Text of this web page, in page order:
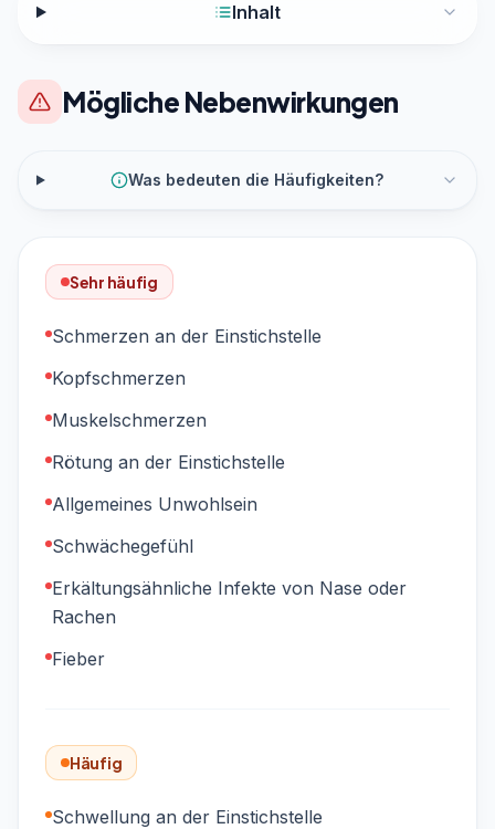
Inhalt
Mögliche Nebenwirkungen
Was bedeuten die Häufigkeiten?
Sehr häufig
Schmerzen an der Einstichstelle
Kopfschmerzen
Muskelschmerzen
Rötung an der Einstichstelle
Allgemeines Unwohlsein
Schwächegefühl
Erkältungsähnliche Infekte von Nase oder
Rachen
Fieber
Häufig
Schwellung an der Einstichstelle